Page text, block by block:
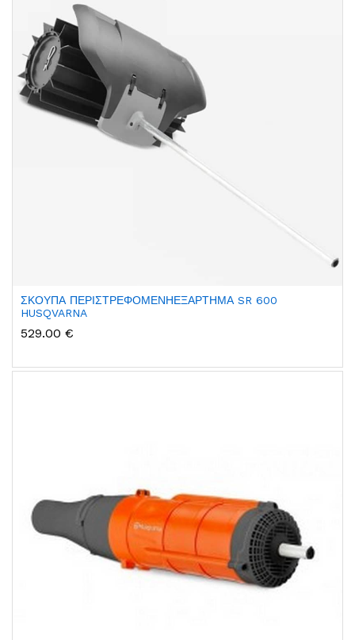
ΣΚΟΥΠΑ ΠΕΡΙΣΤΡΕΦΟΜΕΝΗΕΞΑΡΤΗΜΑ SR 600
HUSQVARNA
529.00 €